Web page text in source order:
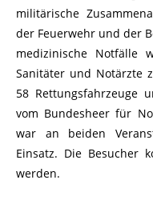
militärische
der Feuerwehr und der
medizinische Notfälle
Sanitäter und Notärzte
58 Rettungsfahrzeuge
vom Bundesheer für
war an beiden
Einsatz. Die Besucher
werden.